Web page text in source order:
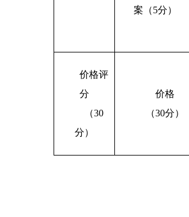
案（5分）
价格评
分
（30
分）
价格
（30分）